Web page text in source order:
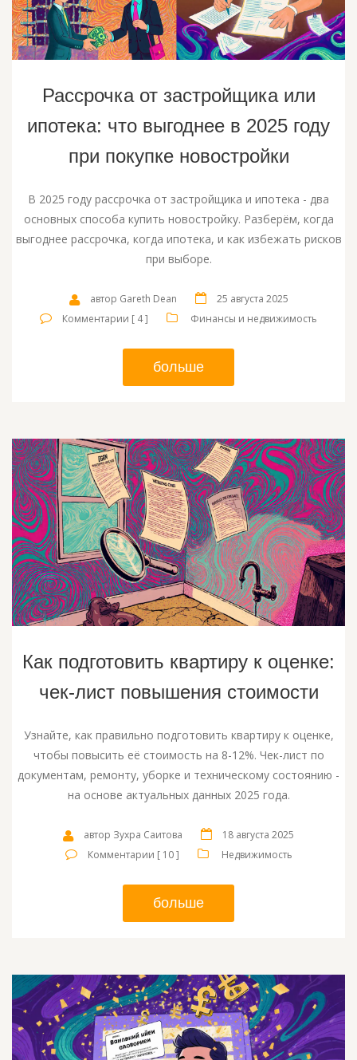
Рассрочка от застройщика или
ипотека: что выгоднее в 2025 году
при покупке новостройки
В 2025 году рассрочка от застройщика и ипотека - два
основных способа купить новостройку. Разберём, когда
выгоднее рассрочка, когда ипотека, и как избежать рисков
при выборе.
автор Gareth Dean
25 августа 2025
Комментарии [ 4 ]
Финансы и недвижимость
больше
Как подготовить квартиру к оценке:
чек-лист повышения стоимости
Узнайте, как правильно подготовить квартиру к оценке,
чтобы повысить её стоимость на 8-12%. Чек-лист по
документам, ремонту, уборке и техническому состоянию -
на основе актуальных данных 2025 года.
автор Зухра Саитова
18 августа 2025
Комментарии [ 10 ]
Недвижимость
больше